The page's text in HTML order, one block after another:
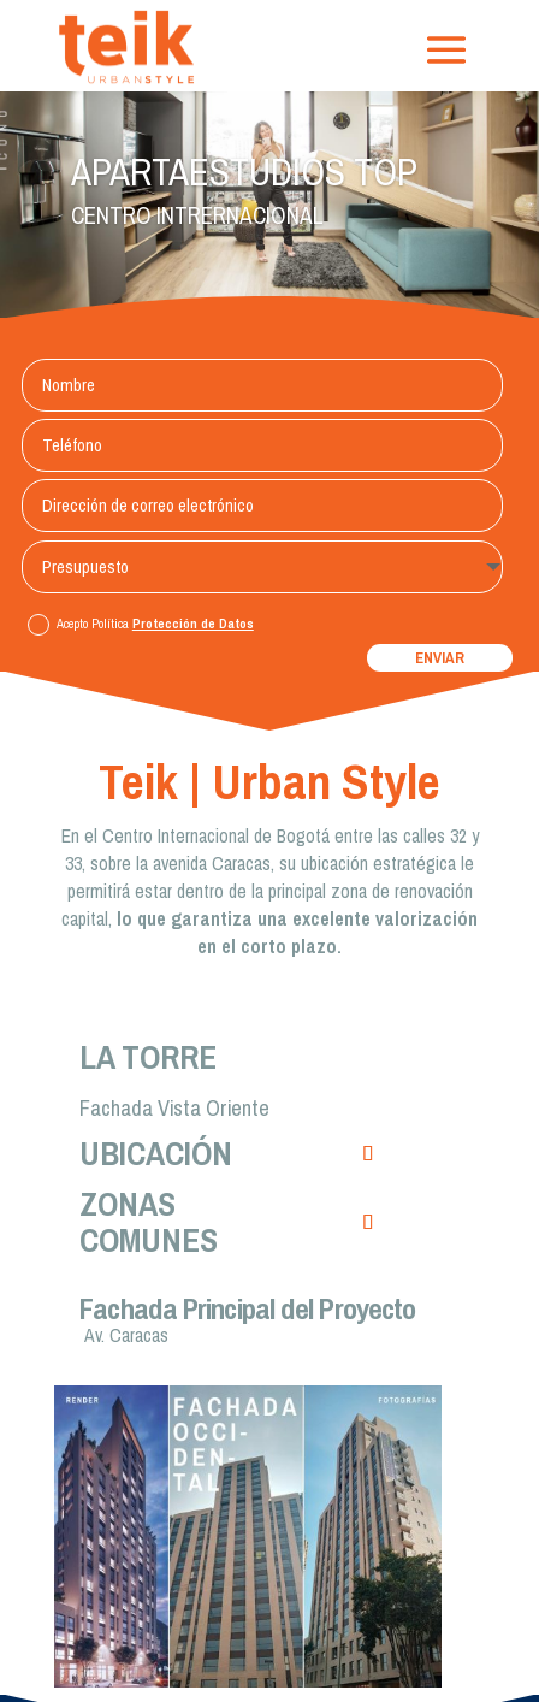
APARTAESTUDIOS TOP
CENTRO INTRERNACIONAL
Acepto PolíticaProtección de Datos
ENVIAR
Teik | Urban Style
En el Centro Internacional de Bogotá entre las calles 32 y
33, sobre la avenida Caracas, su ubicación estratégica le
permitirá estar dentro de la principal zona de renovación
capital, lo que garantiza una excelente valorización
en el corto plazo.